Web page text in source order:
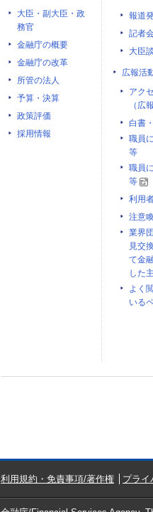
大臣・副大臣・政
務官
金融庁の概要
金融庁の改革
所管の法人
予算・決算
政策評価
採用情報
報道
記者
大臣
広報活
アク
（広
白書
職員
等
職員
等
利用
注意
業界
見交
て金
した
よく
いる
利用規約・免責事項/著作権 プライ